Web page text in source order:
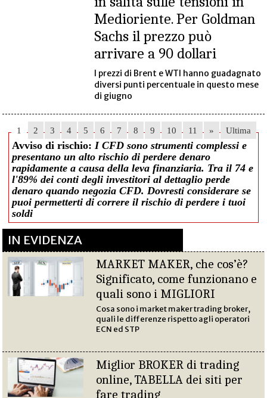
Medioriente. Per Goldman
Sachs il prezzo può
arrivare a 90 dollari
I prezzi di Brent e WTI hanno guadagnato
diversi punti percentuale in questo mese
di giugno
1 2 3 4 5 6 7 8 9 10 11 » Ultima
Avviso di rischio:I CFD sono strumenti complessi e
presentano un alto rischio di perdere denaro
rapidamente a causa della leva finanziaria. Tra il 74 e
l'89% dei conti degli investitori al dettaglio perde
denaro quando negozia CFD. Dovresti considerare se
puoi permetterti di correre il rischio di perdere i tuoi
soldi
IN EVIDENZA
MARKET MAKER, che cos’è?
Significato, come funzionano e
quali sono i MIGLIORI
Cosa sono i market maker trading broker,
quali le differenze rispetto agli operatori
ECN ed STP
Miglior BROKER di trading
online, TABELLA dei siti per
fare trading